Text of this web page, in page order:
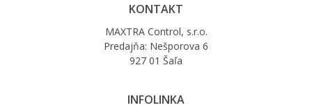
KONTAKT
MAXTRA Control, s.r.o.
Predajňa: Nešporova 6
927 01 Šaľa
INFOLINKA